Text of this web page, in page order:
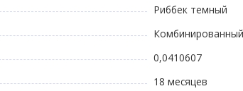
Риббек темный
0,0410607
18 месяцев